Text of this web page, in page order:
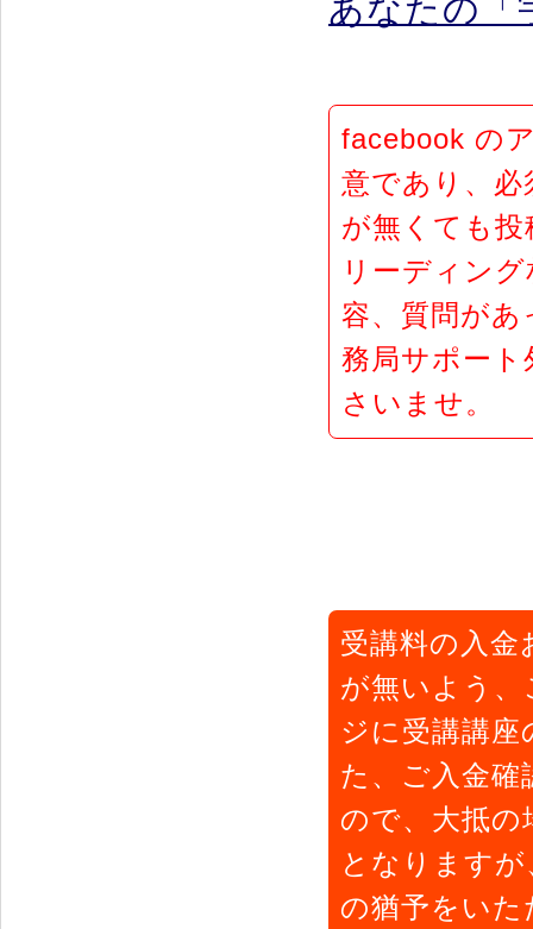
あなたの「
facebook の
意であり、
が無くても
リーディン
容、質問が
務局サポー
さいませ。
受講料の入金
が無いよう
ジに受講講
た、ご入金確
ので、大抵の
となります
の猶予をい